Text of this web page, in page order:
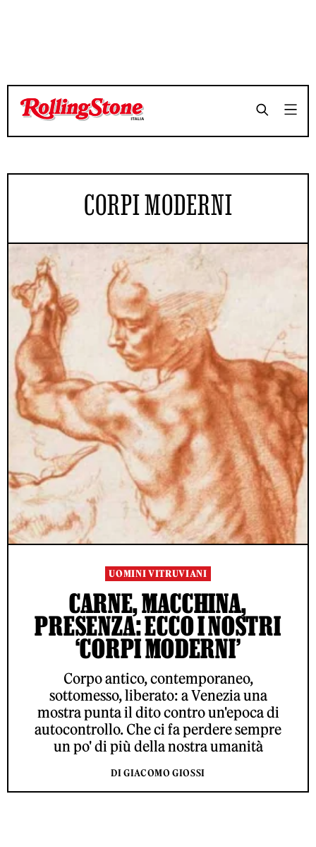
CORPI MODERNI
UOMINI VITRUVIANI
CARNE, MACCHINA,
PRESENZA: ECCO I NOSTRI
‘CORPI MODERNI’
Corpo antico, contemporaneo,
sottomesso, liberato: a Venezia una
mostra punta il dito contro un'epoca di
autocontrollo. Che ci fa perdere sempre
un po' di più della nostra umanità
DI GIACOMO GIOSSI